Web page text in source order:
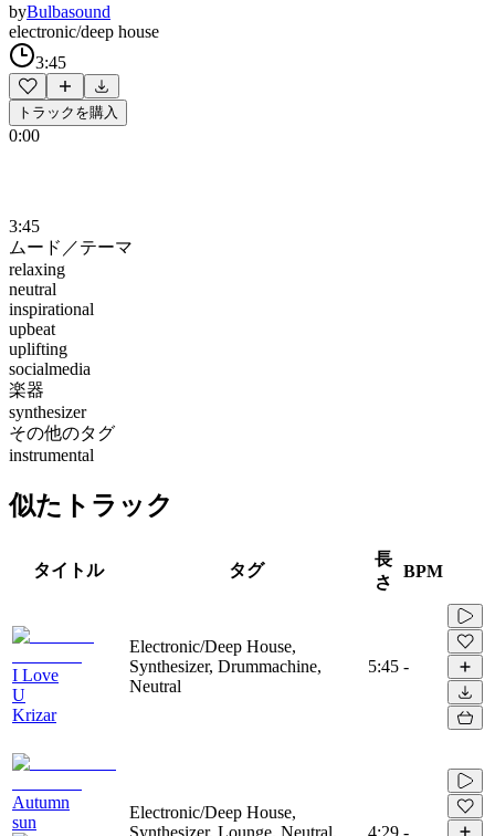
byBulbasound
electronic/deep house
3:45
トラックを購入
0:00
3:45
ムード／テーマ
relaxing
neutral
inspirational
upbeat
uplifting
socialmedia
楽器
synthesizer
その他のタグ
instrumental
似たトラック
タイトル タグ
長
さ
BPM
I Love
U
Krizar
Electronic/Deep House,
Synthesizer, Drummachine,
Neutral
5:45 -
Autumn
sun
Electronic/Deep House,
Synthesizer, Lounge, Neutral,
4:29 -